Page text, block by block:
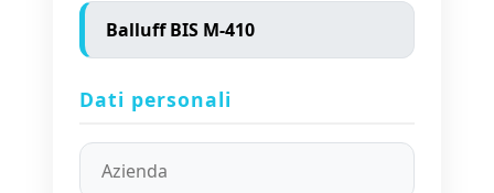
Dati personali